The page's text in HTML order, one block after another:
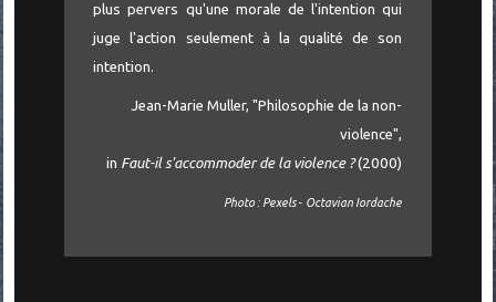
plus pervers qu'une morale de l'intention qui
juge l'action seulement à la qualité de son
intention.
Jean-Marie Muller, "Philosophie de la non-
violence",
in Faut-il s'accommoder de la violence ?(2000)
Photo : Pexels - Octavian Iordache